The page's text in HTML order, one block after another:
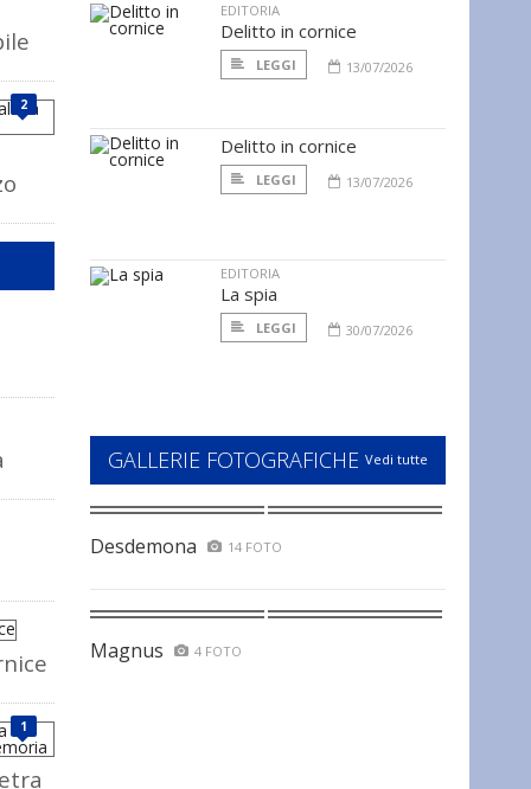
2
1
EDITORIA
Delitto in cornice
LEGGI 13/07/2026
Delitto in cornice
LEGGI 13/07/2026
EDITORIA
La spia
LEGGI 30/07/2026
GALLERIE FOTOGRAFICHE Vedi tutte
Desdemona 14 FOTO
Magnus 4 FOTO